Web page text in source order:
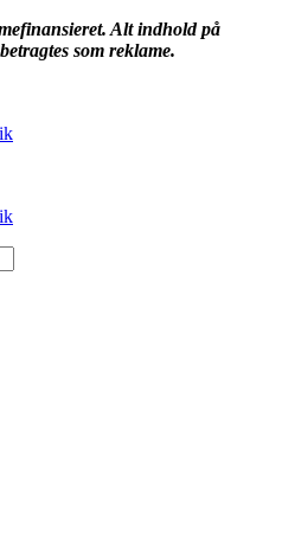
Alt indhold på
som reklame.